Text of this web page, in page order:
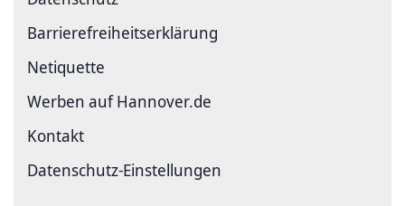
Barriere­freiheits­erklärung
Netiquette
Werben auf Hannover.de
Kontakt
Datenschutz-Einstellungen